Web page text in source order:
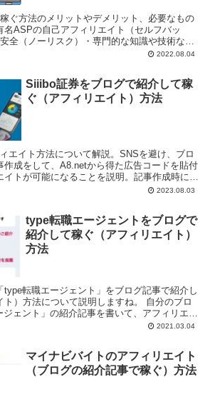
ぐ方法のメリットやデメリット、必要なもの
名ASPの自己アフィリエイト（セルフバッ
全（ノーリスク）・専門的な知識や技術な
、お金を稼ぐことができる。ただし、継続性が
2022.08.04
Siiibo証券をブログで紹介して稼
ぐ（アフィリエイト）方法
エイト方法について解説。SNSを避け、ブロ
作成をして、A8.netから得た広告コードを貼付
イトが可能になることを説明。記事作成時には
2023.08.03
type転職エージェントをブログで
紹介して稼ぐ（アフィリエイト）
方法
type転職エージェント」をブログ記事で紹介し
法について説明しますね。 自分のブロ
ェント」の紹介記事を書いて、アフィリエイ
2021.03.04
マイナビバイトのアフィリエイト
（ブログの紹介記事で稼ぐ）方法